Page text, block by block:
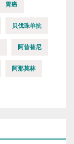
胃癌
贝伐珠单抗
阿昔替尼
阿那莫林